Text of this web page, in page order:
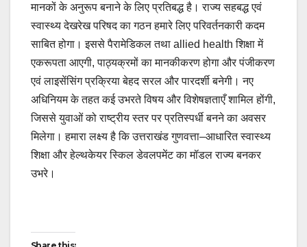
मानकों के अनुरूप बनाने के लिए प्रतिबद्ध है। राज्य सहबद्ध एवं
स्वास्थ्य देखरेख परिषद का गठन हमारे लिए परिवर्तनकारी कदम
साबित होगा। इससे पैरामेडिकल तथा allied health शिक्षा में
एकरूपता आएगी, पाठ्यक्रमों का मानकीकरण होगा और पंजीकरण
एवं लाइसेंसिंग प्रक्रिया बेहद सरल और पारदर्शी बनेगी। नए
अधिनियम के तहत कई उभरते विषय और विशेषज्ञताएँ शामिल होंगी,
जिससे युवाओं को राष्ट्रीय स्तर पर प्रतिस्पर्धी बनने का अवसर
मिलेगा। हमारा लक्ष्य है कि उत्तराखंड गुणवत्ता–आधारित स्वास्थ्य
शिक्षा और हेल्थकेयर स्किल डेवलपमेंट का मॉडल राज्य बनकर
उभरे।
Post